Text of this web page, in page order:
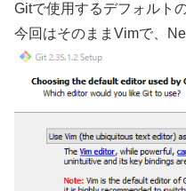
Gitで使用するデフォルト
今回はそのままVimで、